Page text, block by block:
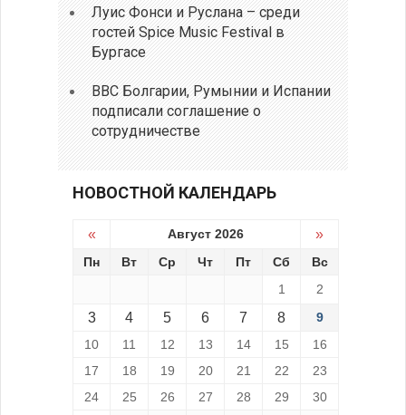
Луис Фонси и Руслана – среди
гостей Spice Music Festival в
Бургасе
ВВС Болгарии, Румынии и Испании
подписали соглашение о
сотрудничестве
НОВОСТНОЙ КАЛЕНДАРЬ
« Август 2026 »
Пн Вт Ср Чт Пт Сб
Вс
1
2
3 4 5 6 7 8
9
10
11 12 13 14 15
16
17
18 19 20 21 22
23
24
25 26 27 28 29 30